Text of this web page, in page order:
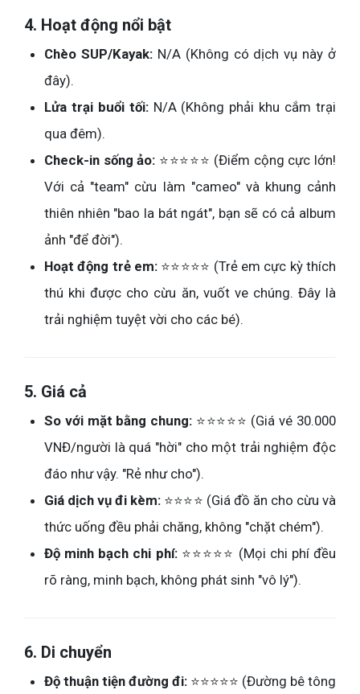
4. Hoạt động nổi bật
Chèo SUP/Kayak:N/A (Không có dịch vụ này ở
đây).
Lửa trại buổi tối:N/A (Không phải khu cắm trại
qua đêm).
Check-in sống ảo: ⭐⭐⭐⭐⭐ (Điểm cộng cực lớn!
Với cả "team" cừu làm "cameo" và khung cảnh
thiên nhiên "bao la bát ngát", bạn sẽ có cả album
ảnh "để đời").
Hoạt động trẻ em:⭐⭐⭐⭐⭐ (Trẻ em cực kỳ thích
thú khi được cho cừu ăn, vuốt ve chúng. Đây là
trải nghiệm tuyệt vời cho các bé).
5. Giá cả
So với mặt bằng chung: ⭐⭐⭐⭐⭐ (Giá vé 30.000
VNĐ/người là quá "hời" cho một trải nghiệm độc
đáo như vậy. "Rẻ như cho").
Giá dịch vụ đi kèm: ⭐⭐⭐⭐ (Giá đồ ăn cho cừu và
thức uống đều phải chăng, không "chặt chém").
Độ minh bạch chi phí:⭐⭐⭐⭐⭐ (Mọi chi phí đều
rõ ràng, minh bạch, không phát sinh "vô lý").
6. Di chuyển
Độ thuận tiện đường đi: ⭐⭐⭐⭐⭐ (Đường bê tông